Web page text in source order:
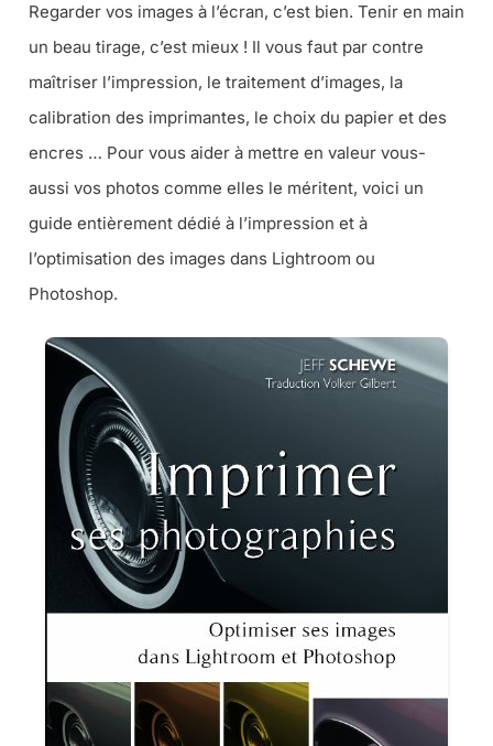
Regarder vos images à l’écran, c’est bien. Tenir en main
un beau tirage, c’est mieux ! Il vous faut par contre
maîtriser l’impression, le traitement d’images, la
calibration des imprimantes, le choix du papier et des
encres … Pour vous aider à mettre en valeur vous-
aussi vos photos comme elles le méritent, voici un
guide entièrement dédié à l’impression et à
l’optimisation des images dans Lightroom ou
Photoshop.